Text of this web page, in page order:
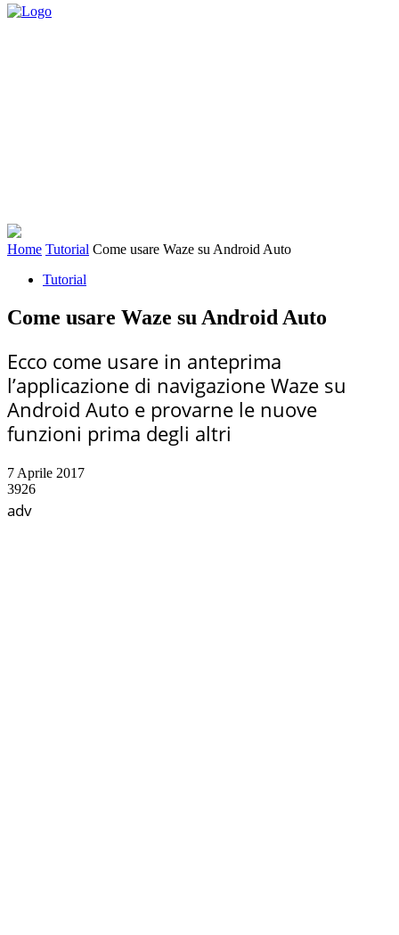
Home Tutorial Come usare Waze su Android Auto
Tutorial
Come usare Waze su Android Auto
Ecco come usare in anteprima
l’applicazione di navigazione Waze su
Android Auto e provarne le nuove
funzioni prima degli altri
7 Aprile 2017
3926
adv